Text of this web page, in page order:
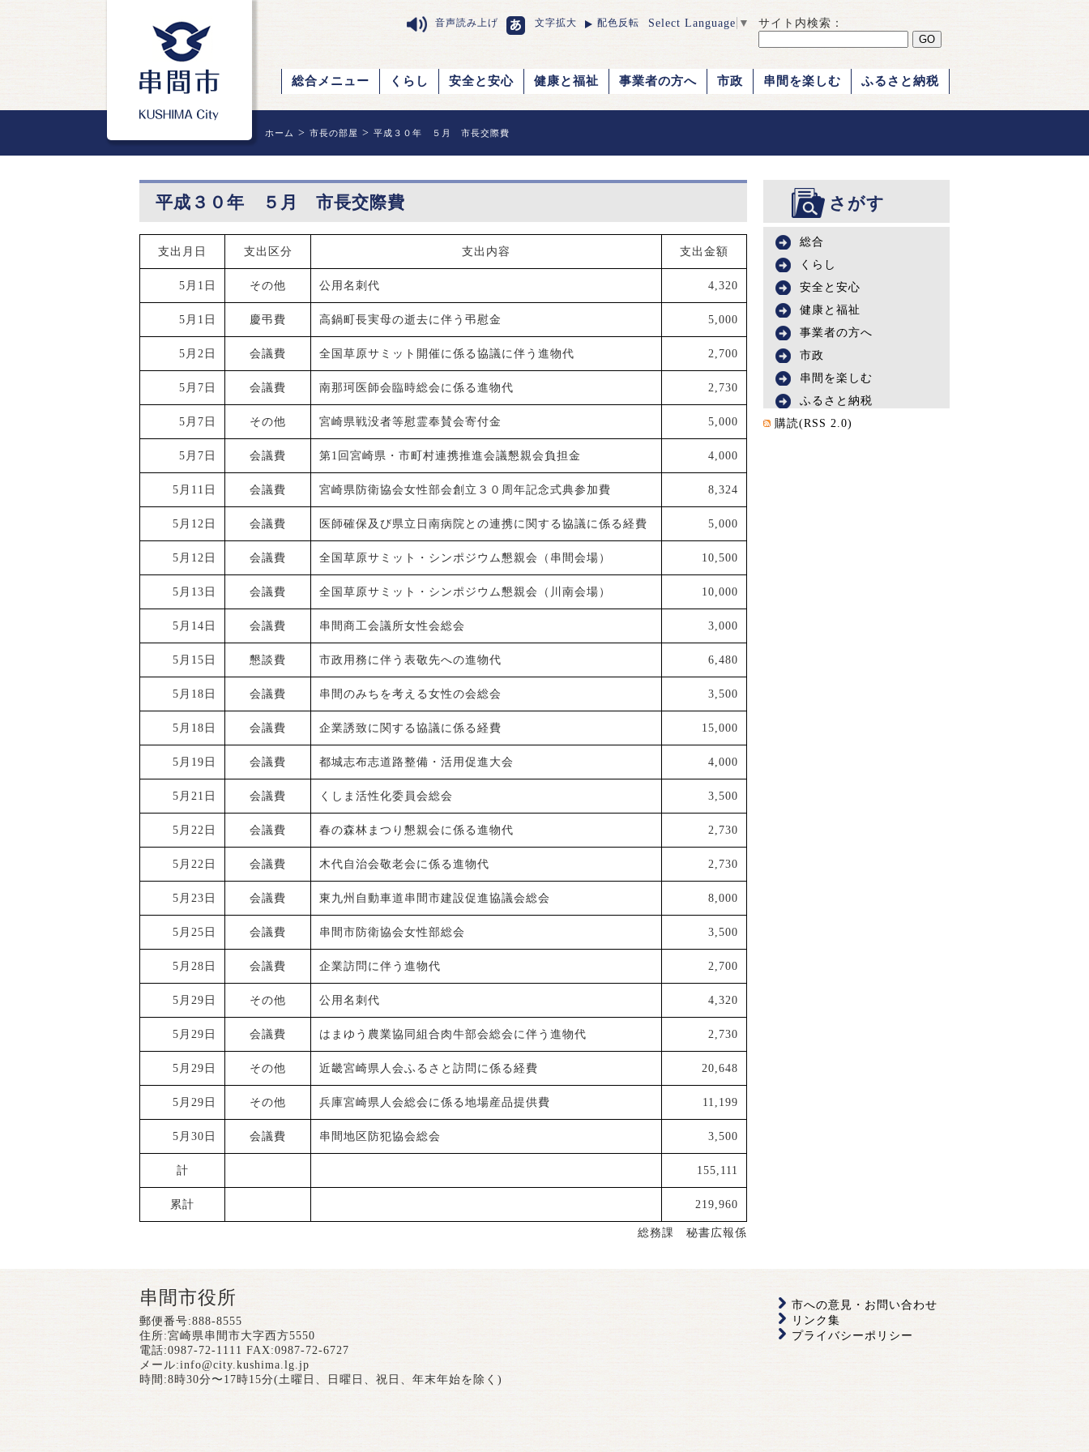
音声読み上げ 文字拡大 配色反転 Select Language ▼ サイト内検索：
総合メニュー くらし 安全と安心 健康と福祉 事業者の方へ 市政 串間を楽しむ ふるさと納税
ホーム > 市長の部屋 > 平成３０年 ５月 市長交際費
平成３０年 ５月 市長交際費
支出月日 支出区分 支出内容 支出金額
5月1日 その他 公用名刺代 4,320
5月1日 慶弔費 高鍋町長実母の逝去に伴う弔慰金 5,000
5月2日 会議費 全国草原サミット開催に係る協議に伴う進物代 2,700
5月7日 会議費 南那珂医師会臨時総会に係る進物代 2,730
5月7日 その他 宮崎県戦没者等慰霊奉賛会寄付金 5,000
5月7日 会議費 第1回宮崎県・市町村連携推進会議懇親会負担金 4,000
5月11日 会議費 宮崎県防衛協会女性部会創立３０周年記念式典参加費 8,324
5月12日 会議費 医師確保及び県立日南病院との連携に関する協議に係る経費 5,000
5月12日 会議費 全国草原サミット・シンポジウム懇親会（串間会場） 10,500
5月13日 会議費 全国草原サミット・シンポジウム懇親会（川南会場） 10,000
5月14日 会議費 串間商工会議所女性会総会 3,000
5月15日 懇談費 市政用務に伴う表敬先への進物代 6,480
5月18日 会議費 串間のみちを考える女性の会総会 3,500
5月18日 会議費 企業誘致に関する協議に係る経費 15,000
5月19日 会議費 都城志布志道路整備・活用促進大会 4,000
5月21日 会議費 くしま活性化委員会総会 3,500
5月22日 会議費 春の森林まつり懇親会に係る進物代 2,730
5月22日 会議費 木代自治会敬老会に係る進物代 2,730
5月23日 会議費 東九州自動車道串間市建設促進協議会総会 8,000
5月25日 会議費 串間市防衛協会女性部総会 3,500
5月28日 会議費 企業訪問に伴う進物代 2,700
5月29日 その他 公用名刺代 4,320
5月29日 会議費 はまゆう農業協同組合肉牛部会総会に伴う進物代 2,730
5月29日 その他 近畿宮崎県人会ふるさと訪問に係る経費 20,648
5月29日 その他 兵庫宮崎県人会総会に係る地場産品提供費 11,199
5月30日 会議費 串間地区防犯協会総会 3,500
計 155,111
累計 219,960
総務課 秘書広報係
さがす
総合
くらし
安全と安心
健康と福祉
事業者の方へ
市政
串間を楽しむ
ふるさと納税
購読(RSS 2.0)
串間市役所
郵便番号:888-8555
住所:宮崎県串間市大字西方5550
電話:0987-72-1111 FAX:0987-72-6727
メール:info@city.kushima.lg.jp
時間:8時30分〜17時15分(土曜日、日曜日、祝日、年末年始を除く)
市への意見・お問い合わせ
リンク集
プライバシーポリシー